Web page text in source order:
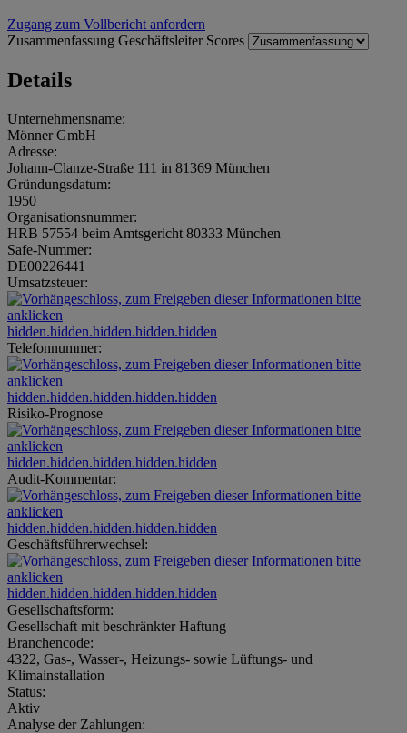
Zugang zum Vollbericht anfordern
Zusammenfassung Geschäftsleiter Scores
Details
Unternehmensname:
Mönner GmbH
Adresse:
Johann-Clanze-Straße 111 in 81369 München
Gründungsdatum:
1950
Organisationsnummer:
HRB 57554 beim Amtsgericht 80333 München
Safe-Nummer:
DE00226441
Umsatzsteuer:
hidden.hidden.hidden.hidden.hidden
Telefonnummer:
hidden.hidden.hidden.hidden.hidden
Risiko-Prognose
hidden.hidden.hidden.hidden.hidden
Audit-Kommentar:
hidden.hidden.hidden.hidden.hidden
Geschäftsführerwechsel:
hidden.hidden.hidden.hidden.hidden
Gesellschaftsform:
Gesellschaft mit beschränkter Haftung
Branchencode:
4322, Gas-, Wasser-, Heizungs- sowie Lüftungs- und
Klimainstallation
Status:
Aktiv
Analyse der Zahlungen: